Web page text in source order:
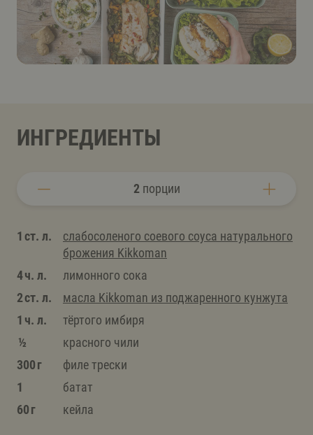
ИНГРЕДИЕНТЫ
2порции
1 ст. л.
слабосоленого соевого соуса натурального
брожения Kikkoman
4 ч. л.
лимонного сока
2 ст. л.
масла Kikkoman из поджаренного кунжута
1 ч. л.
тёртого имбиря
½
красного чили
300 г
филе трески
1
батат
60 г
кейла